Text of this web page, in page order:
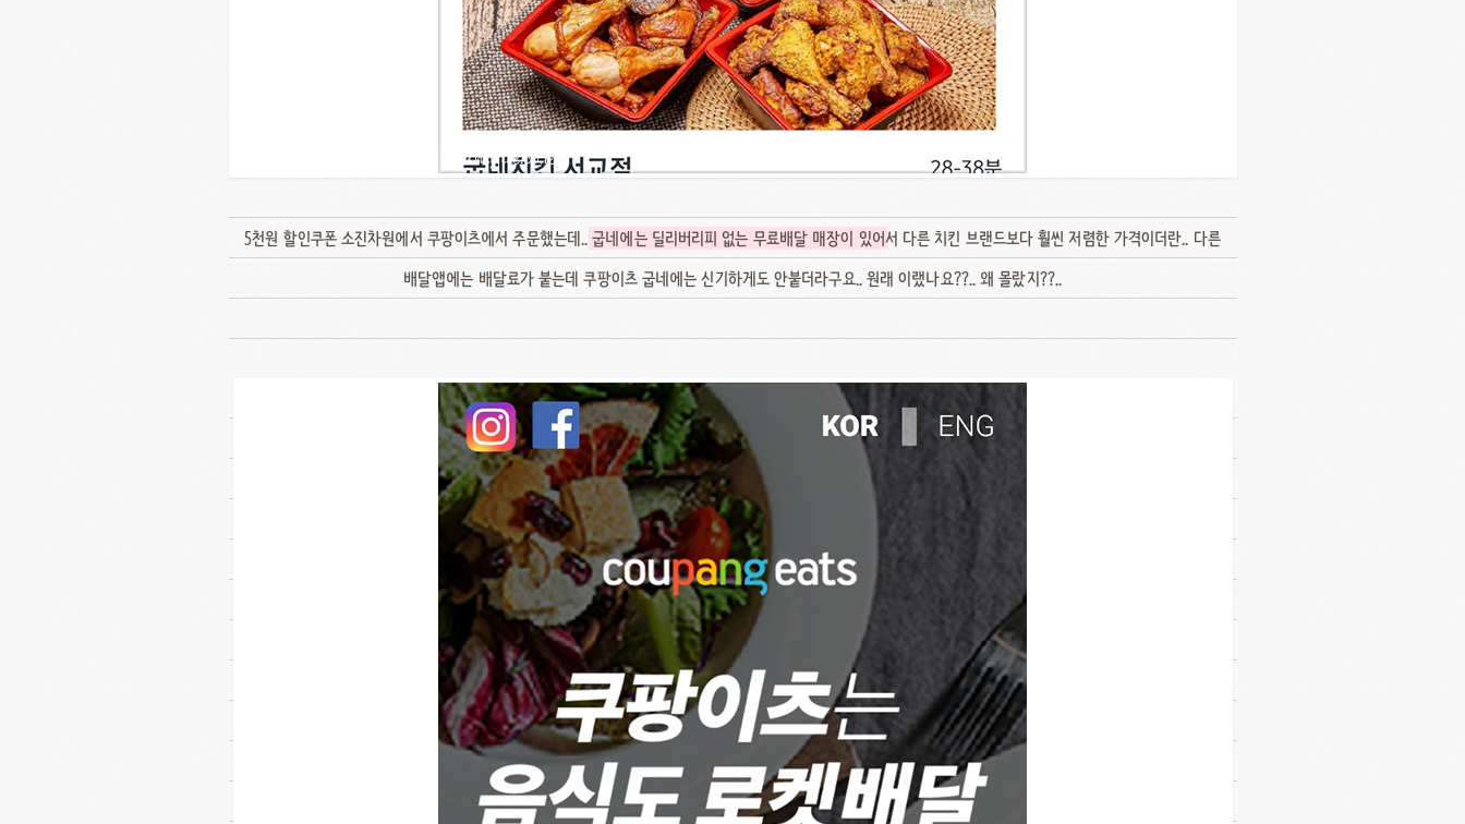
5천원 할인쿠폰 소진차원에서 쿠팡이츠에서 주문했는데..굽네에는 딜리버리피 없는 무료배달 매장이 있어서 다른 치킨 브랜드보다 훨씬 저렴한 가격이더란.. 다른
배달앱에는 배달료가 붙는데 쿠팡이츠 굽네에는 신기하게도 안붙더라구요.. 원래 이랬나요??.. 왜 몰랐지??..